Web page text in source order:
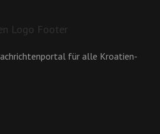
für alle Kroatien-